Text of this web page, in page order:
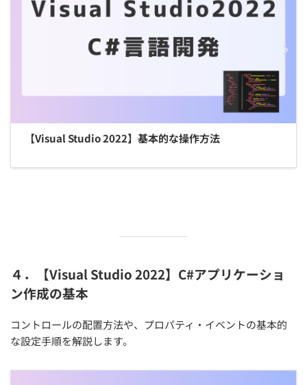
【Visual Studio 2022】基本的な操作方法
４．【Visual Studio 2022】C#アプリケーショ
ン作成の基本
コントロールの配置方法や、プロパティ・イベントの基本的
な設定手順を解説します。